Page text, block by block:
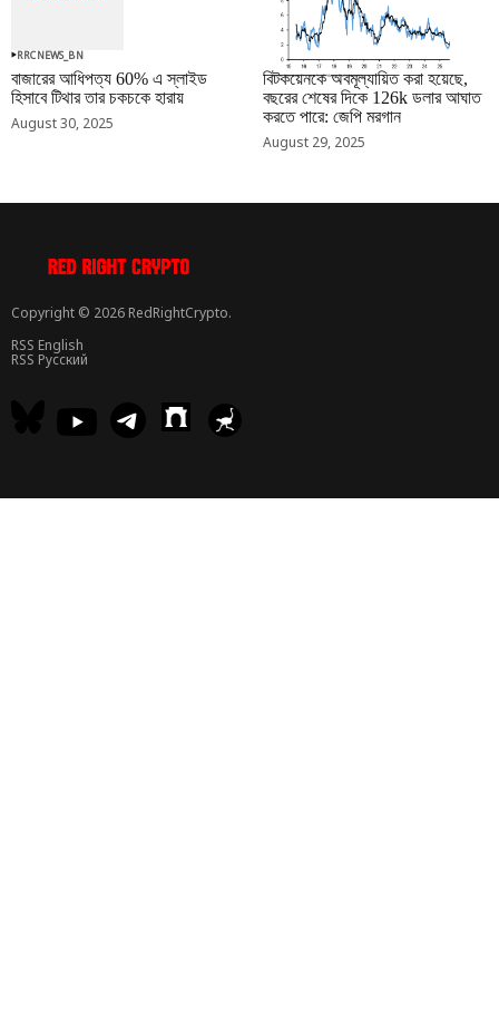
RRCNEWS_BN
বাজারের আধিপত্য 60% এ স্লাইড
হিসাবে টিথার তার চকচকে হারায়
August 30, 2025
RRCNEWS_BN
বিটকয়েনকে অবমূল্যায়িত করা হয়েছে,
বছরের শেষের দিকে 126k ডলার আঘাত
করতে পারে: জেপি মরগান
August 29, 2025
Copyright © 2026 RedRightCrypto.
RSS English
RSS Русский